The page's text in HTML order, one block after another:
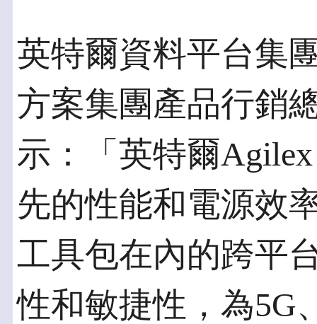
英特爾資料平台集
方案集團產品行銷
示：「英特爾
先的性能和電源效
工具包在內的跨平
性和敏捷性，為5G